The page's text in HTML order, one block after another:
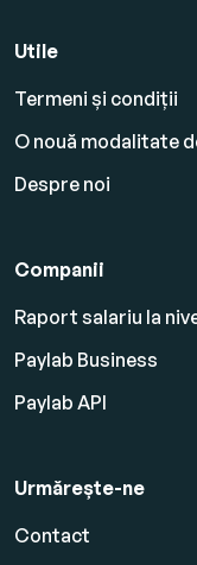
Utile
Termeni și condiții
O nouă modalitate
Despre noi
Companii
Raport salariu la
Paylab Business
Paylab API
Urmărește-ne
Contact